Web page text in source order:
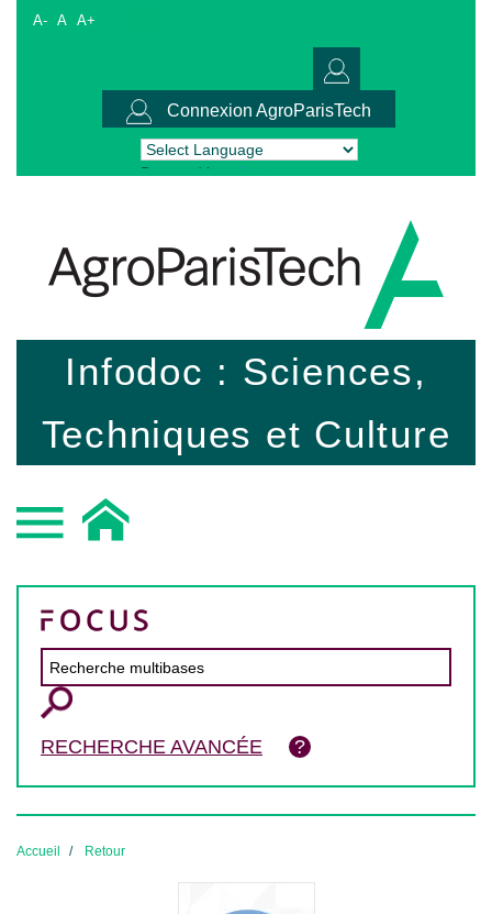
A- A A+
Connexion AgroParisTech
Powered by Translate
Infodoc : Sciences,
Techniques et Culture
RECHERCHE AVANCÉE
Accueil Retour